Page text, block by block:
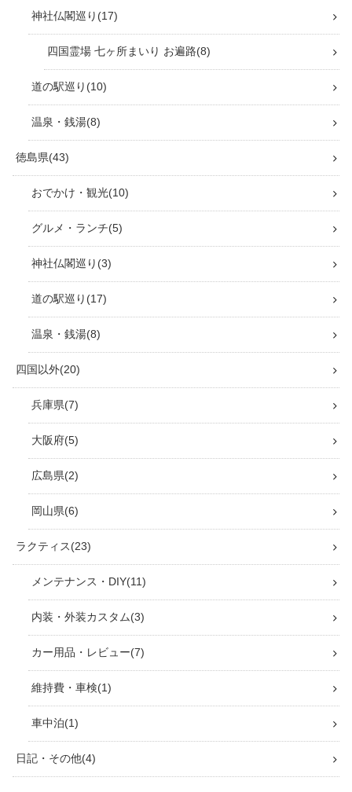
神社仏閣巡り 17
四国霊場 七ヶ所まいり お遍路 8
道の駅巡り 10
温泉・銭湯 8
徳島県 43
おでかけ・観光 10
グルメ・ランチ 5
神社仏閣巡り 3
道の駅巡り 17
温泉・銭湯 8
四国以外 20
兵庫県 7
大阪府 5
広島県 2
岡山県 6
ラクティス 23
メンテナンス・DIY 11
内装・外装カスタム 3
カー用品・レビュー 7
維持費・車検 1
車中泊 1
日記・その他 4